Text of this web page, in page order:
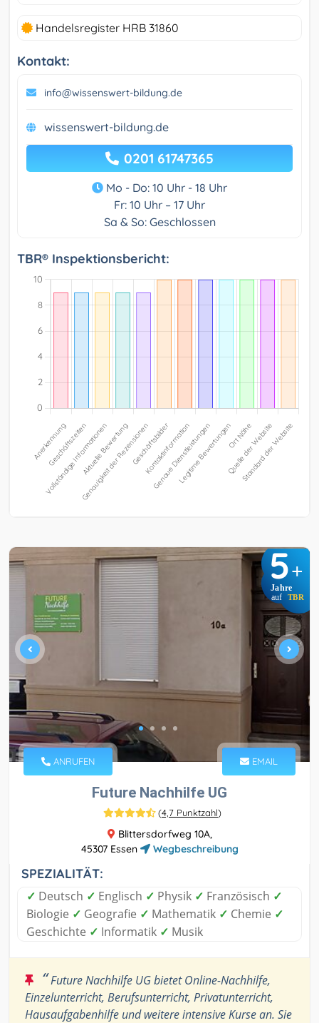
Handelsregister HRB 31860
Kontakt:
info@wissenswert-bildung.de
wissenswert-bildung.de
0201 61747365
Mo - Do: 10 Uhr - 18 Uhr
Fr: 10 Uhr – 17 Uhr
Sa & So: Geschlossen
TBR® Inspektionsbericht:
5+
Jahre
auf TBR
ANRUFEN EMAIL
Future Nachhilfe UG
(4,7 Punktzahl)
Blittersdorfweg 10A,
45307 Essen
Wegbeschreibung
SPEZIALITÄT:
✓ Deutsch ✓ Englisch ✓ Physik ✓ Französisch ✓
Biologie ✓ Geografie ✓ Mathematik ✓ Chemie ✓
Geschichte ✓ Informatik ✓ Musik
“Future Nachhilfe UG bietet Online-Nachhilfe,
Einzelunterricht, Berufsunterricht, Privatunterricht,
Hausaufgabenhilfe und weitere intensive Kurse an. Sie